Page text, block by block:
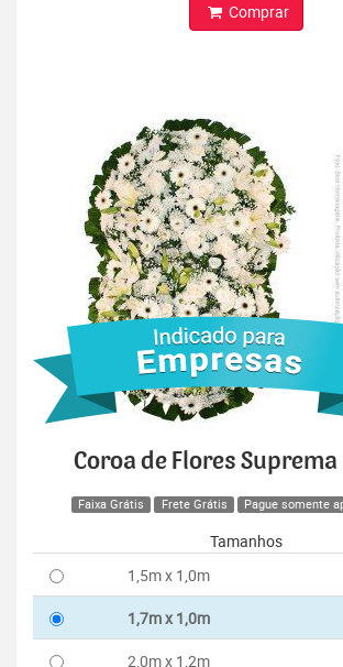
Comprar
Coroa de Flores
Faixa Grátis Frete Grátis Pague somente
Tamanhos
1,5m x 1,0m
1,7m x 1,0m
2,0m x 1,2m